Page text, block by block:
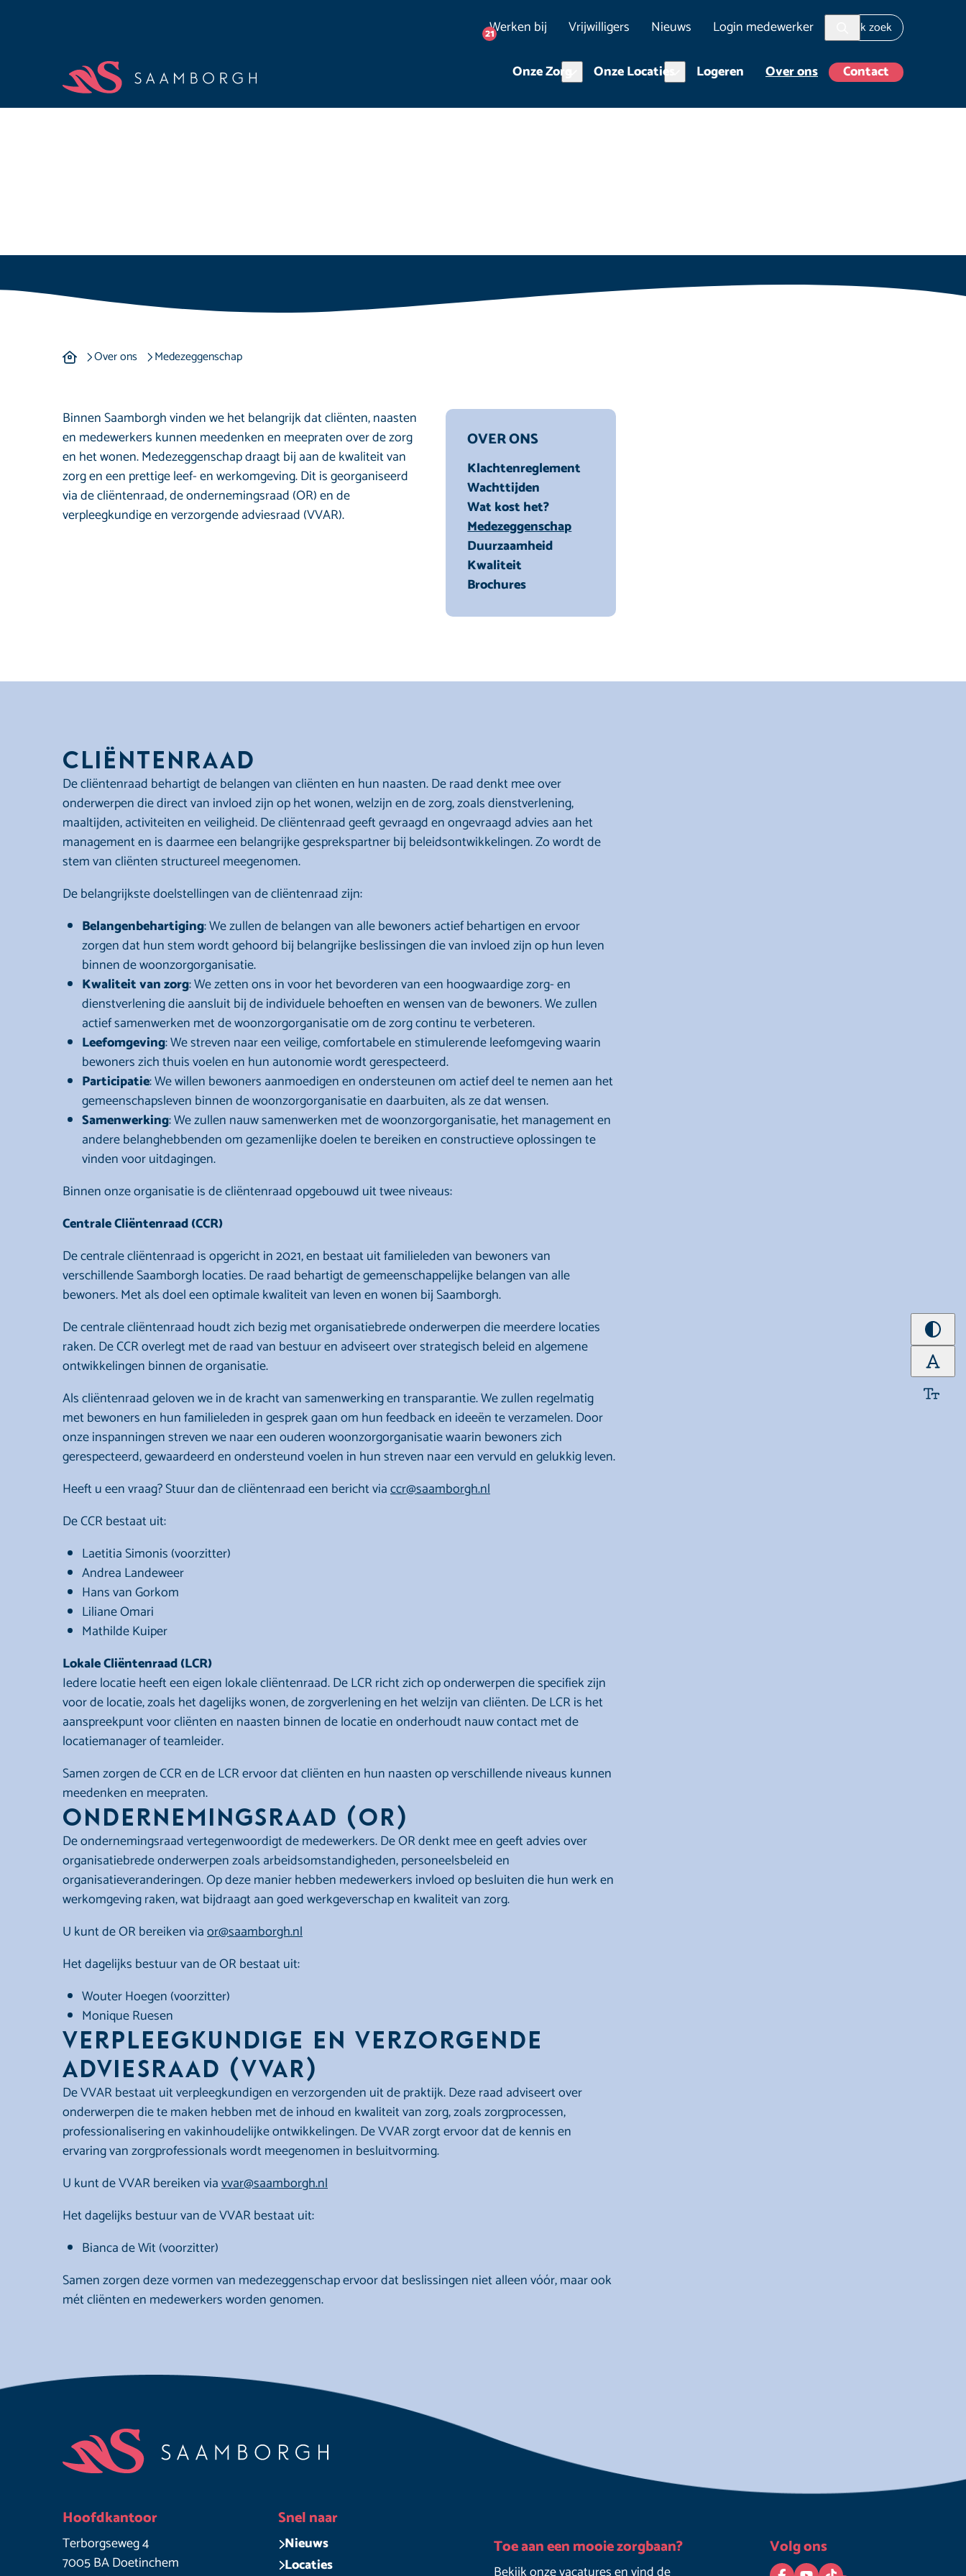
Werken bij
21 Vrijwilligers Nieuws Login medewerker
Onze Zorg Onze Locaties Logeren Over ons Contact
Medezeggenschap
Over ons Medezeggenschap
Binnen Saamborgh vinden we het belangrijk dat cliënten, naasten
en medewerkers kunnen meedenken en meepraten over de zorg
en het wonen. Medezeggenschap draagt bij aan de kwaliteit van
zorg en een prettige leef- en werkomgeving. Dit is georganiseerd
via de cliëntenraad, de ondernemingsraad (OR) en de
verpleegkundige en verzorgende adviesraad (VVAR).
OVER ONS
Klachtenreglement
Wachttijden
Wat kost het?
Medezeggenschap
Duurzaamheid
Kwaliteit
Brochures
Cliëntenraad
De cliëntenraad behartigt de belangen van cliënten en hun naasten. De raad denkt mee over
onderwerpen die direct van invloed zijn op het wonen, welzijn en de zorg, zoals dienstverlening,
maaltijden, activiteiten en veiligheid. De cliëntenraad geeft gevraagd en ongevraagd advies aan het
management en is daarmee een belangrijke gesprekspartner bij beleidsontwikkelingen. Zo wordt de
stem van cliënten structureel meegenomen.
De belangrijkste doelstellingen van de cliëntenraad zijn:
Belangenbehartiging: We zullen de belangen van alle bewoners actief behartigen en ervoor
zorgen dat hun stem wordt gehoord bij belangrijke beslissingen die van invloed zijn op hun leven
binnen de woonzorgorganisatie.
Kwaliteit van zorg: We zetten ons in voor het bevorderen van een hoogwaardige zorg- en
dienstverlening die aansluit bij de individuele behoeften en wensen van de bewoners. We zullen
actief samenwerken met de woonzorgorganisatie om de zorg continu te verbeteren.
Leefomgeving: We streven naar een veilige, comfortabele en stimulerende leefomgeving waarin
bewoners zich thuis voelen en hun autonomie wordt gerespecteerd.
Participatie: We willen bewoners aanmoedigen en ondersteunen om actief deel te nemen aan het
gemeenschapsleven binnen de woonzorgorganisatie en daarbuiten, als ze dat wensen.
Samenwerking: We zullen nauw samenwerken met de woonzorgorganisatie, het management en
andere belanghebbenden om gezamenlijke doelen te bereiken en constructieve oplossingen te
vinden voor uitdagingen.
Binnen onze organisatie is de cliëntenraad opgebouwd uit twee niveaus:
Centrale Cliëntenraad (CCR)
De centrale cliëntenraad is opgericht in 2021, en bestaat uit familieleden van bewoners van
verschillende Saamborgh locaties. De raad behartigt de gemeenschappelijke belangen van alle
bewoners. Met als doel een optimale kwaliteit van leven en wonen bij Saamborgh.
De centrale cliëntenraad houdt zich bezig met organisatiebrede onderwerpen die meerdere locaties
raken. De CCR overlegt met de raad van bestuur en adviseert over strategisch beleid en algemene
ontwikkelingen binnen de organisatie.
Als cliëntenraad geloven we in de kracht van samenwerking en transparantie. We zullen regelmatig
met bewoners en hun familieleden in gesprek gaan om hun feedback en ideeën te verzamelen. Door
onze inspanningen streven we naar een ouderen woonzorgorganisatie waarin bewoners zich
gerespecteerd, gewaardeerd en ondersteund voelen in hun streven naar een vervuld en gelukkig leven.
Heeft u een vraag? Stuur dan de cliëntenraad een bericht viaccr@saamborgh.nl
De CCR bestaat uit:
Laetitia Simonis (voorzitter)
Andrea Landeweer
Hans van Gorkom
Liliane Omari
Mathilde Kuiper
Lokale Cliëntenraad (LCR)
Iedere locatie heeft een eigen lokale cliëntenraad. De LCR richt zich op onderwerpen die specifiek zijn
voor de locatie, zoals het dagelijks wonen, de zorgverlening en het welzijn van cliënten. De LCR is het
aanspreekpunt voor cliënten en naasten binnen de locatie en onderhoudt nauw contact met de
locatiemanager of teamleider.
Samen zorgen de CCR en de LCR ervoor dat cliënten en hun naasten op verschillende niveaus kunnen
meedenken en meepraten.
Ondernemingsraad (OR)
De ondernemingsraad vertegenwoordigt de medewerkers. De OR denkt mee en geeft advies over
organisatiebrede onderwerpen zoals arbeidsomstandigheden, personeelsbeleid en
organisatieveranderingen. Op deze manier hebben medewerkers invloed op besluiten die hun werk en
werkomgeving raken, wat bijdraagt aan goed werkgeverschap en kwaliteit van zorg.
U kunt de OR bereiken viaor@saamborgh.nl
Het dagelijks bestuur van de OR bestaat uit:
Wouter Hoegen (voorzitter)
Monique Ruesen
Verpleegkundige en Verzorgende
Adviesraad (VVAR)
De VVAR bestaat uit verpleegkundigen en verzorgenden uit de praktijk. Deze raad adviseert over
onderwerpen die te maken hebben met de inhoud en kwaliteit van zorg, zoals zorgprocessen,
professionalisering en vakinhoudelijke ontwikkelingen. De VVAR zorgt ervoor dat de kennis en
ervaring van zorgprofessionals wordt meegenomen in besluitvorming.
U kunt de VVAR bereiken viavvar@saamborgh.nl
Het dagelijks bestuur van de VVAR bestaat uit:
Bianca de Wit (voorzitter)
Samen zorgen deze vormen van medezeggenschap ervoor dat beslissingen niet alleen vóór, maar ook
mét cliënten en medewerkers worden genomen.
Footer
Hoofdkantoor
Terborgseweg 4
7005 BA Doetinchem
Snel naar
Nieuws
Locaties
Toe aan een mooie zorgbaan? Volg ons